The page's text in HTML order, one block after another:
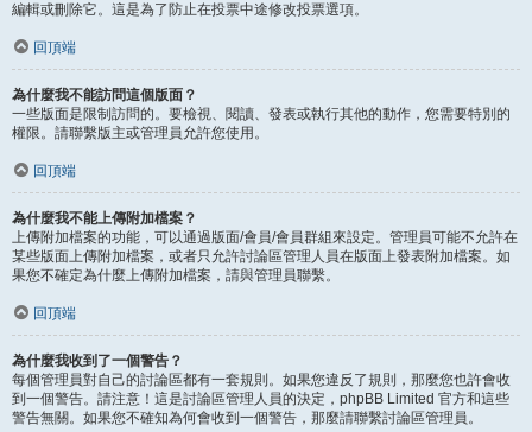
編輯或刪除它。這是為了防止在投票中途修改投票選項。
回頂端
為什麼我不能訪問這個版面？
一些版面是限制訪問的。要檢視、閱讀、發表或執行其他的動作，您需要特別的
權限。請聯繫版主或管理員允許您使用。
回頂端
為什麼我不能上傳附加檔案？
上傳附加檔案的功能，可以通過版面/會員/會員群組來設定。管理員可能不允許在
某些版面上傳附加檔案，或者只允許討論區管理人員在版面上發表附加檔案。如
果您不確定為什麼上傳附加檔案，請與管理員聯繫。
回頂端
為什麼我收到了一個警告？
每個管理員對自己的討論區都有一套規則。如果您違反了規則，那麼您也許會收
到一個警告。請注意！這是討論區管理人員的決定，phpBB Limited 官方和這些
警告無關。如果您不確知為何會收到一個警告，那麼請聯繫討論區管理員。